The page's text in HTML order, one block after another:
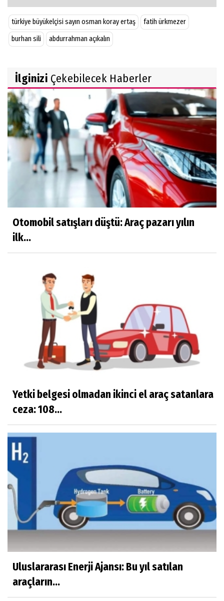
türkiye büyükelçisi sayın osman koray ertaş
fatih ürkmezer
burhan sili
abdurrahman açıkalın
İlginizi Çekebilecek Haberler
Otomobil satışları düştü: Araç pazarı yılın
ilk...
Yetki belgesi olmadan ikinci el araç satanlara
ceza: 108...
Uluslararası Enerji Ajansı: Bu yıl satılan
araçların...